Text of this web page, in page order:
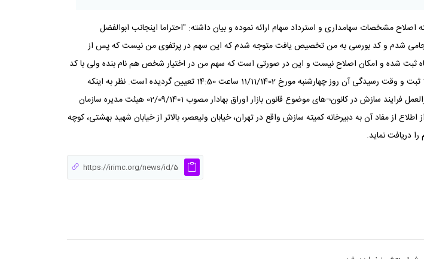
مشخصات سهامداری و استرداد سهام ارائه نموده و بیان داشته: "احتراما اینجانب ابوالفضل
سهام شرکت کرمان را در زمان پذیره نویسی اولیه خریداری کردم. در سال 1400 که سجامی شدم و کد بورسی به من تخصیص یافت متوجه شدم که این سهم در پرتفوی من نیست که پس از
ثبت شده و امکان اصلاح نیست و این در صورتی است که سهم من در اختیار شخص هم نام بنده ولی با کد
ملی دیگری است که ایشان خرید و فروش می¬کنند." درخواست تحت شماره کلاسه 1402242501 ثبت و وقت رسیدگی آن روز چهارشنبه مورخ 11/11/1402 ساعت 14:50 تعیین گردیده است. نظر به اینکه
خواهان نشانی از خوانده ندارد و امکان اطلاع رسانی به وی فراهم نیست، مطابق با ماده 8 دستورالعمل فرایند سازش در کانون¬های موضوع قانون بازار اوراق بهادار مصوب 02/09/1401 هیئت مدیره سازمان
از مفاد آن به دبیرخانه کمیته سازش واقع در تهران، خیابان ولیعصر، بالاتر از خیابان شهید بهشتی، کوچه